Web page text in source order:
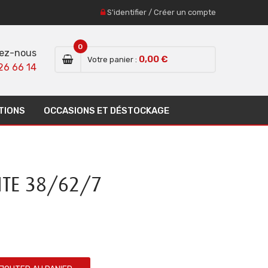
S'identifier / Créer un compte
nous
66 14
Votre panier :
0
0,00 €
OCCASIONS ET DÉSTOCKAGE
38/62/7